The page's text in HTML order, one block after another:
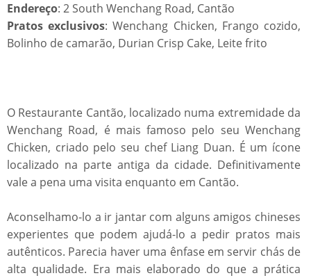
Endereço: 2 South Wenchang Road, Cantão
Pratos exclusivos: Wenchang Chicken, Frango cozido,
Bolinho de camarão, Durian Crisp Cake, Leite frito
O Restaurante Cantão, localizado numa extremidade da
Wenchang Road, é mais famoso pelo seu Wenchang
Chicken, criado pelo seu chef Liang Duan. É um ícone
localizado na parte antiga da cidade. Definitivamente
vale a pena uma visita enquanto em Cantão.
Aconselhamo-lo a ir jantar com alguns amigos chineses
experientes que podem ajudá-lo a pedir pratos mais
autênticos. Parecia haver uma ênfase em servir chás de
alta qualidade. Era mais elaborado do que a prática